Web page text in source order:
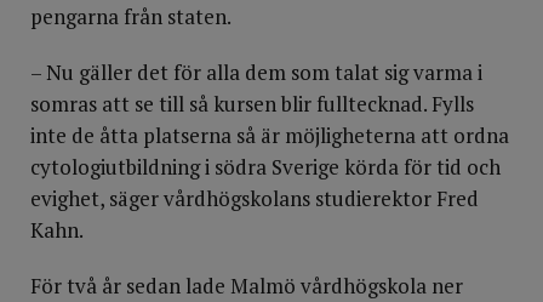
pengarna från staten.
– Nu gäller det för alla dem som talat sig varma i
somras att se till så kursen blir fulltecknad. Fylls
inte de åtta platserna så är möjligheterna att ordna
cytologiutbildning i södra Sverige körda för tid och
evighet, säger vårdhögskolans studierektor Fred
Kahn.
För två år sedan lade Malmö vårdhögskola ner